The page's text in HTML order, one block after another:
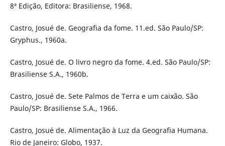
8ª Edição, Editora: Brasiliense, 1968.
Castro, Josué de. Geografia da fome. 11.ed. São Paulo/SP:
Gryphus., 1960a.
Castro, Josué de. O livro negro da fome. 4.ed. São Paulo/SP:
Brasiliense S.A., 1960b.
Castro, Josué de. Sete Palmos de Terra e um caixão. São
Paulo/SP: Brasiliense S.A., 1966.
Castro, Josué de. Alimentação à Luz da Geografia Humana.
Rio de Janeiro: Globo, 1937.